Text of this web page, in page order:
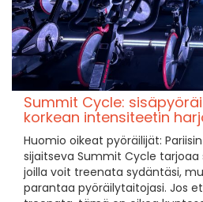
Summit Cycle:
korkean intensiteetin
Huomio oikeat pyöräilijät:
sijaitseva Summit Cycle
joilla voit treenata sydäntäsi,
parantaa pyöräilytaitojasi. Jos